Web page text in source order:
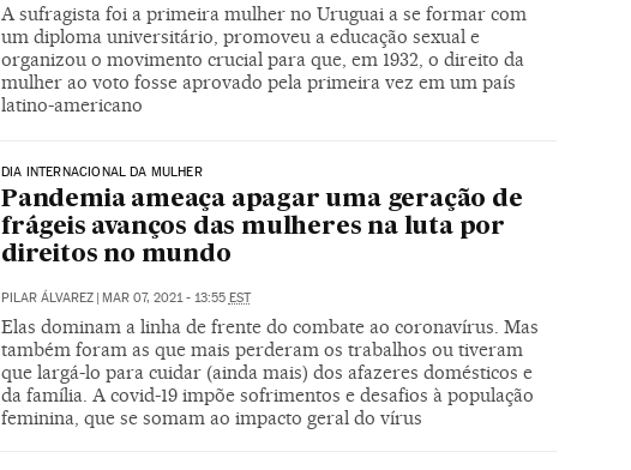
A sufragista foi a primeira mulher no Uruguai a se formar com
um diploma universitário, promoveu a educação sexual e
organizou o movimento crucial para que, em 1932, o direito da
mulher ao voto fosse aprovado pela primeira vez em um país
latino-americano
DIA INTERNACIONAL DA MULHER
Pandemia ameaça apagar uma geração de
frágeis avanços das mulheres na luta por
direitos no mundo
PILAR ÁLVAREZ | MAR 07, 2021 - 13:55 EST
Elas dominam a linha de frente do combate ao coronavírus. Mas
também foram as que mais perderam os trabalhos ou tiveram
que largá-lo para cuidar (ainda mais) dos afazeres domésticos e
da família. A covid-19 impõe sofrimentos e desafios à população
feminina, que se somam ao impacto geral do vírus